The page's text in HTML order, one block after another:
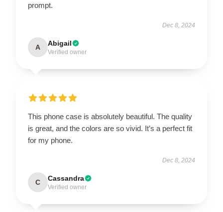
prompt.
Dec 8, 2024
A Abigail
Verified owner
This phone case is absolutely beautiful. The quality
is great, and the colors are so vivid. It’s a perfect fit
for my phone.
Dec 8, 2024
C Cassandra
Verified owner